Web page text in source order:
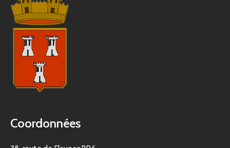
Coordonnées